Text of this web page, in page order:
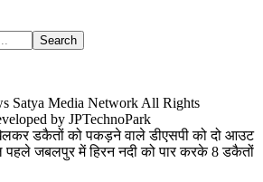
Satya Media Network All Rights
by JPTechnoPark
डकैतों को पकड़ने वाले डीएसपी को दो आउट
पहले जबलपुर में हिरन नदी को पार करके 8 डकैतों